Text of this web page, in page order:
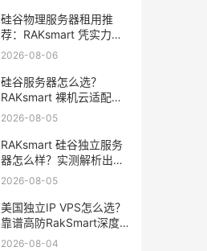
硅谷物理服务器租用推
荐：RAKsmart 凭实力成
为跨境业务首选
2026-08-06
硅谷服务器怎么选？
RAKsmart 裸机云适配跨
境电商 手游后台
2026-08-05
RAKsmart 硅谷独立服务
器怎么样？实测解析出海
业务选型参考
2026-08-05
美国独立IP VPS怎么选？
靠谱高防RakSmart深度
推荐
2026-08-04